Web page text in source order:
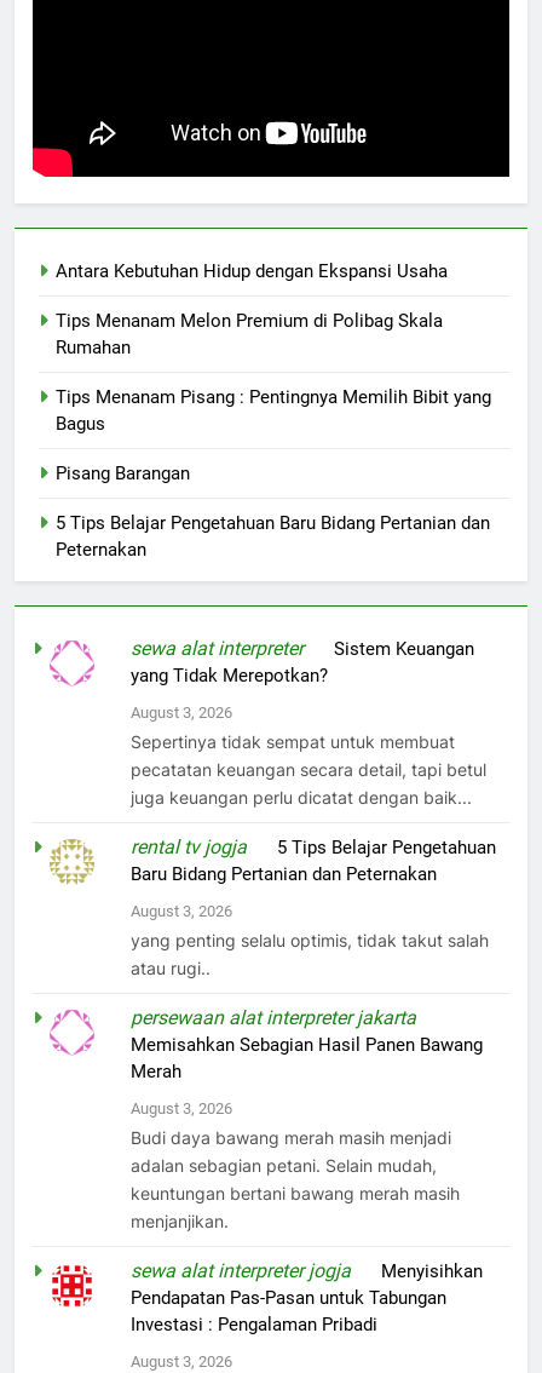
Antara Kebutuhan Hidup dengan Ekspansi Usaha
Tips Menanam Melon Premium di Polibag Skala
Rumahan
Tips Menanam Pisang : Pentingnya Memilih Bibit yang
Bagus
Pisang Barangan
5 Tips Belajar Pengetahuan Baru Bidang Pertanian dan
Peternakan
sewa alat interpreteronSistem Keuangan
yang Tidak Merepotkan?
August 3, 2026
Sepertinya tidak sempat untuk membuat
pecatatan keuangan secara detail, tapi betul
juga keuangan perlu dicatat dengan baik...
rental tv jogja
5 Tips Belajar Pengetahuan
Baru Bidang Pertanian dan Peternakan
August 3, 2026
yang penting selalu optimis, tidak takut salah
atau rugi..
persewaan alat interpreter jakarta
Memisahkan Sebagian Hasil Panen Bawang
Merah
August 3, 2026
Budi daya bawang merah masih menjadi
adalan sebagian petani. Selain mudah,
keuntungan bertani bawang merah masih
menjanjikan.
sewa alat interpreter jogja
Menyisihkan
Pendapatan Pas-Pasan untuk Tabungan
Investasi : Pengalaman Pribadi
August 3, 2026